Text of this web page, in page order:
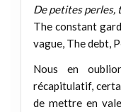
De petites perles,
The constant
vague, The debt,
Nous en
récapitulatif,
de mettre en